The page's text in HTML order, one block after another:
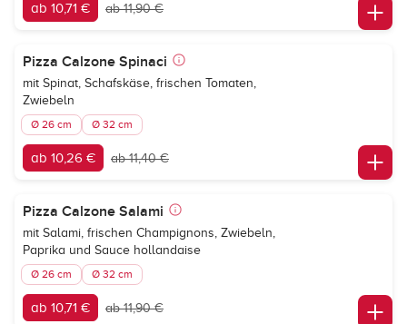
ab 10,71 € ab 11,90 €
Pizza Calzone Spinaci
mit Spinat, Schafskäse, frischen Tomaten,
Zwiebeln
Ø 26 cm Ø 32 cm
ab 10,26 € ab 11,40 €
Pizza Calzone Salami
mit Salami, frischen Champignons, Zwiebeln,
Paprika und Sauce hollandaise
Ø 26 cm Ø 32 cm
ab 10,71 € ab 11,90 €